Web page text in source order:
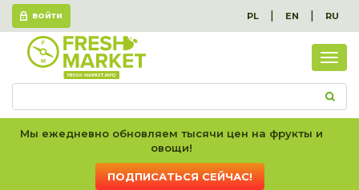
ВОЙТИ PL | EN | RU
вес
Мы ежедневно обновляем тысячи цен на фрукты и
овощи!
ПОДПИСАТЬСЯ СЕЙЧАС!